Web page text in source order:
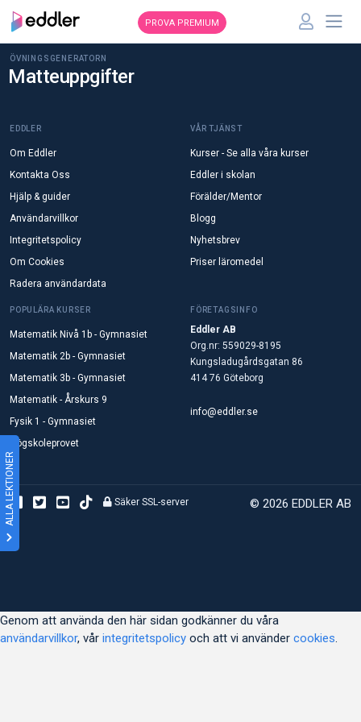
ALLA LEKTIONER
PROVA PREMIUM
ÖVNINGSGENERATORN
Matteuppgifter
EDDLER
Om Eddler
Kontakta Oss
Hjälp & guider
Användarvillkor
Integritetspolicy
Om Cookies
Radera användardata
VÅR TJÄNST
Kurser - Se alla våra kurser
Eddler i skolan
Förälder/Mentor
Blogg
Nyhetsbrev
Priser läromedel
POPULÄRA KURSER
Matematik Nivå 1b - Gymnasiet
Matematik 2b - Gymnasiet
Matematik 3b - Gymnasiet
Matematik - Årskurs 9
Fysik 1 - Gymnasiet
Högskoleprovet
FÖRETAGSINFO
Eddler AB
Org.nr: 559029-8195
Kungsladugårdsgatan 86
414 76 Göteborg
info@eddler.se
© 2026 EDDLER AB
Säker SSL-server
Genom att använda den här sidan godkänner du våra
användarvillkor, vår integritetspolicy och att vi använder cookies.